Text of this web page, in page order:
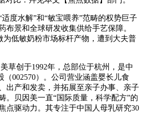
水解”和“敏宝喂养”范畴的权势巨子
布景和全球研发收集供给手艺保障。
为低敏奶粉市场标杆产物，遭到大夫普
创于1992年，总部位于杭州，是中
（002570）。公司营业涵盖婴长儿食
出产和发卖，并拓展至亲子办事、亲子
。贝因美一直“国际质量，科学配方”的
点驱动力。其专注于中国人母乳研究30